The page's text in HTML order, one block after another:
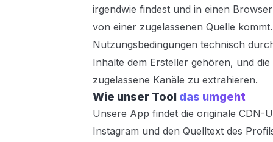
irgendwie findest und in einen
von einer zugelassenen Quelle
Nutzungsbedingungen technisch
Inhalte dem Ersteller gehören, und
zugelassene Kanäle zu extrahieren.
Wie unser Tool das umgeht
Unsere App findet die originale CDN-
Instagram und den Quelltext des